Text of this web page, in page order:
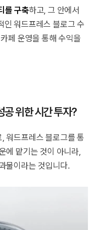
를 구축하고, 그 안에서
인 워드프레스 블로그 수
페 운영을 통해 수익을
공 위한 시간 투자?
워드프레스 블로그를 통
에 맡기는 것이 아니라,
물이라는 것입니다.